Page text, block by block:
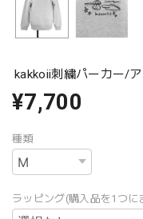
kakkoii刺繍パーカー/
¥7,700
種類
ラッピング(購入品を1つ